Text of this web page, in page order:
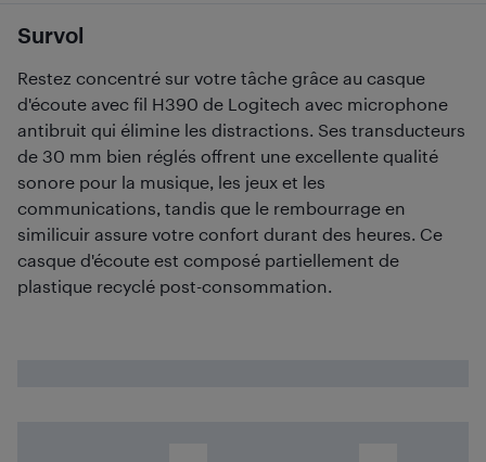
Survol
Restez concentré sur votre tâche grâce au casque
d'écoute avec fil H390 de Logitech avec microphone
antibruit qui élimine les distractions. Ses transducteurs
de 30 mm bien réglés offrent une excellente qualité
sonore pour la musique, les jeux et les
communications, tandis que le rembourrage en
similicuir assure votre confort durant des heures. Ce
casque d'écoute est composé partiellement de
plastique recyclé post-consommation.